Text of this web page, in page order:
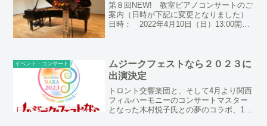
第８回NEW! 教室ピアノコンサートのご
案内（日時が下記に変更となりました）
日時： 2022年4月10日（日）13:00開演
クな発表...
イベント・コンサート
ムジークフェストなら２０２３に
出演決定
トロント交響楽団と、そして4月より関西
フィルハーモニーのコンサートマスター
となった木村悦子氏との夢のコラボ、1日